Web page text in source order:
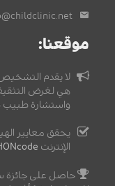
موقعنا:
لا يقدم التشخيص
هي لغرض
واستشارة
يحقق معايير
الإنترنت
حاصل على جائزة